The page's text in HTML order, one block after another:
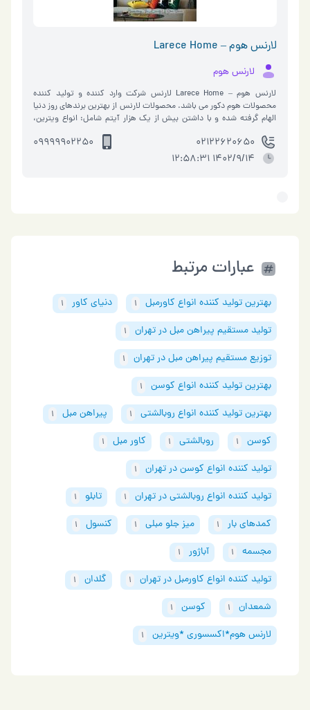
لارنس هوم – Larece Home
لارنس هوم
لارنس هوم – Larece Home لارنس شرکت وارد کننده و تولید کننده
محصولات هوم دکور می باشد. محصولات لارنس از بهترین برندهای روز دنیا
الهام گرفته شده و با داشتن بیش از یک هزار آیتم شامل: انواع ویترین،
02122620650
09999902250
1402/9/14 12:58:31
عبارات مرتبط
بهترین تولید کننده انواع کاورمبل 1 دنیای کاور 1
تولید مستقیم پیراهن مبل در تهران 1
توزیع مستقیم پیراهن مبل در تهران 1
بهترین تولید کننده انواع کوسن 1
بهترین تولید کننده انواع روبالشتی 1 پیراهن مبل 1
کوسن 1 روبالشتی 1 کاور مبل 1
تولید کننده انواع کوسن در تهران 1
تولید کننده انواع روبالشتی در تهران 1 تابلو 1
کمدهای بار 1 میز جلو مبلی 1 کنسول 1
مجسمه 1 آباژور 1
تولید کننده انواع کاورمبل در تهران 1 گلدان 1
شمعدان 1 کوسن 1
لارنس هوم*اکسسوری *ویترین 1